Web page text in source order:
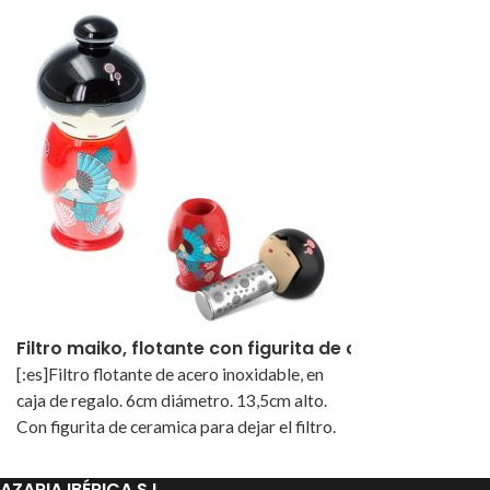
Filtro maiko, flotante con figurita de ceramica
[:es]Filtro flotante de acero inoxidable, en
caja de regalo. 6cm diámetro. 13,5cm alto.
Con figurita de ceramica para dejar el filtro.
caixa de presente. 6cm diâmetro. 13,5cm